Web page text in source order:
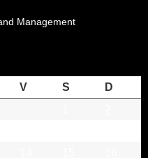
Management
V S
D